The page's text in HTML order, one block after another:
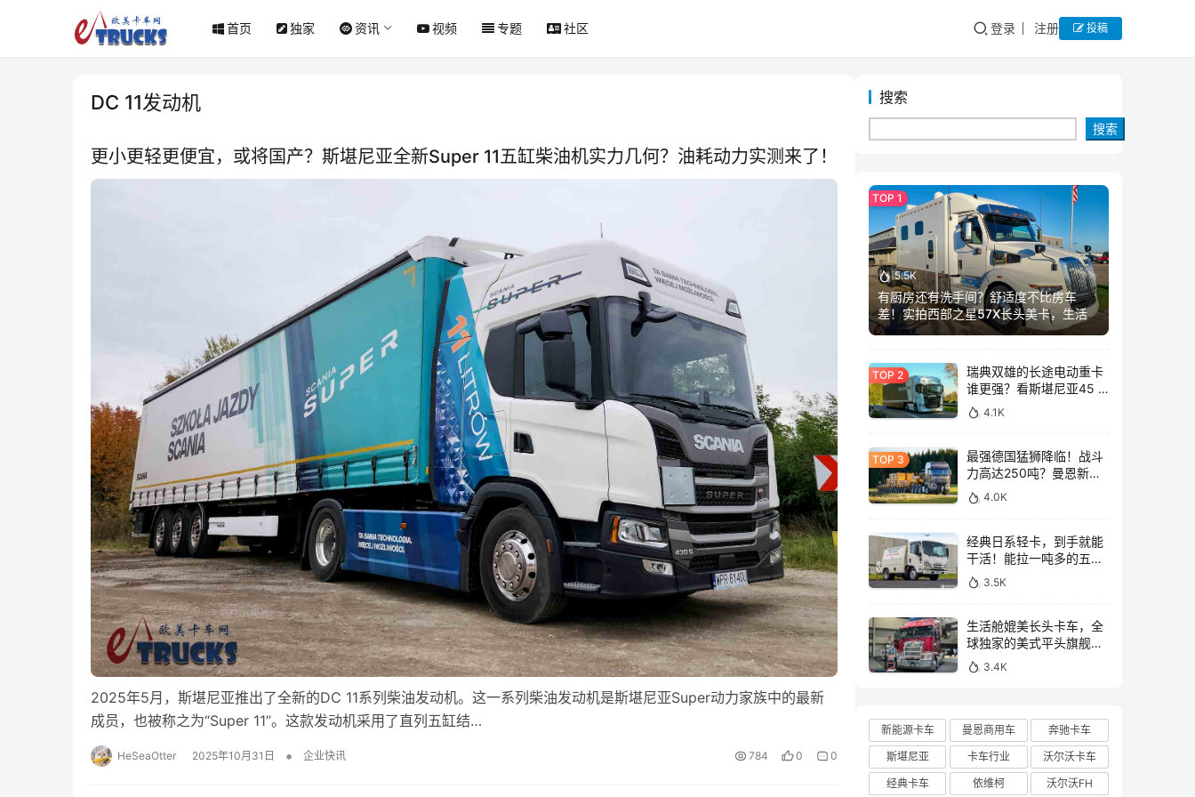
首页 独家 资讯 视频 专题 社区 登录 注册 投稿
DC 11发动机
更小更轻更便宜，或将国产？斯堪尼亚全新Super 11五缸柴油机实力几何？油耗动力实测来了！
2025年5月，斯堪尼亚推出了全新的DC 11系列柴油发动机。这一系列柴油发动机是斯堪尼亚Super动力家族中的最新
成员，也被称之为“Super 11”。这款发动机采用了直列五缸结…
HeSeaOtter 2025年10月31日 • 企业快讯 784 0 0
搜索
搜索
5.5K
有厨房还有洗手间？舒适度不比房车
差！实拍西部之星57X长头美卡，生活舱
加长这么多？
瑞典双雄的长途电动重卡
谁更强？看斯堪尼亚45 R
与沃尔沃FH Aero Electric
同台竞技！
4.1K
最强德国猛狮降临！战斗
力高达250吨？曼恩新款
TGX大件牵引车深入解析
4.0K
经典日系轻卡，到手就能
干活！能拉一吨多的五十
铃NLR工作车实拍
3.5K
生活舱媲美长头卡车，全
球独家的美式平头旗舰！
亮相布里斯班卡车展的肯
沃斯K220牵引车实拍
3.4K
新能源卡车 曼恩商用车
奔驰卡车
斯堪尼亚
卡车行业
沃尔沃卡车
经典卡车
依维柯 沃尔沃FH